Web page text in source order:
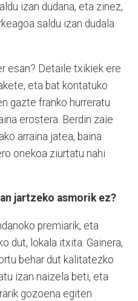
izan dudana, eta zinez,
saldu izan dudala
esan? Detaile txikiek ere
eta bat kontatuko
gazte franko hurreratu
erostera. Berdin zaie
arraina jatea, baina
onekoa ziurtatu nahi
jartzeko asmorik ez?
premiarik, eta
dut, lokala itxita. Gainera,
behar dut kalitatezko
izan naizela beti, eta
gozoena egiten